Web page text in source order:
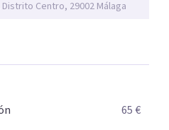
Centro, 29002 Málaga
65 €